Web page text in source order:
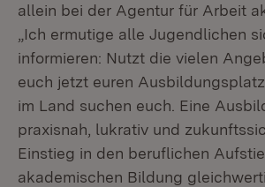
allein bei der Agentur für Arbeit
„Ich ermutige alle Jugendlichen
informieren: Nutzt die vielen
euch jetzt euren
im Land suchen euch. Eine
praxisnah, lukrativ und
Einstieg in den beruflichen
akademischen Bildung